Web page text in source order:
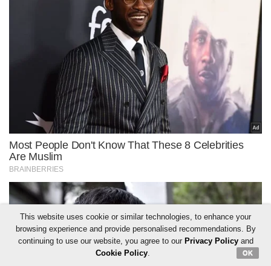
This website uses cookie or similar technologies, to enhance your
browsing experience and provide personalised recommendations. By
continuing to use our website, you agree to our Privacy Policyand
Cookie Policy. OK